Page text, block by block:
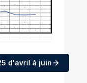
d'avril à juin